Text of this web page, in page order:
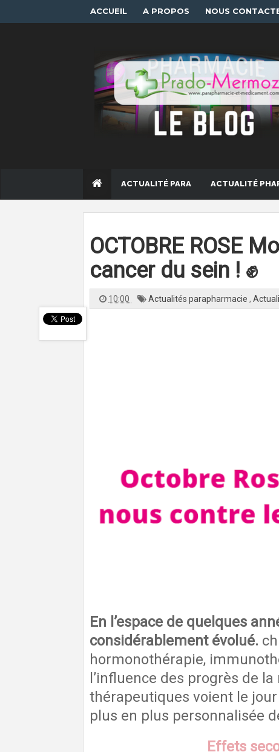
ACCUEIL A PROPOS NOUS
ACTUALITÉ PARA ACTUALITÉ
OCTOBRE ROSE
cancer du sein ! ✊
10:00 Actualités parapharmacie ,
En l’espace de quelques
considérablement évolué.
hormonothérapie,
l’influence des progrès de
thérapeutiques voient le
plus en plus personnalisée
Effets